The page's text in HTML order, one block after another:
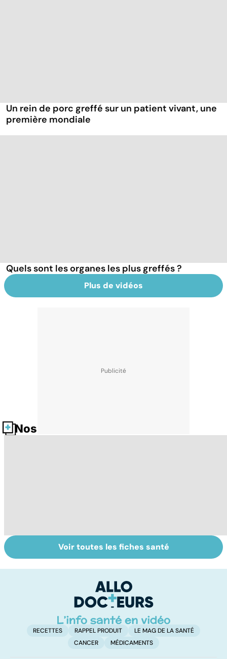
Un rein de porc greffé sur un patient vivant, une
première mondiale
Quels sont les organes les plus greffés ?
Plus de vidéos
Nos fiches santé
Donner son corps
à la science
La greffe, du
prélèvement à la
Voir toutes les fiches santé
RECETTES RAPPEL PRODUIT
LE MAG DE LA SANTÉ
CANCER
MÉDICAMENTS